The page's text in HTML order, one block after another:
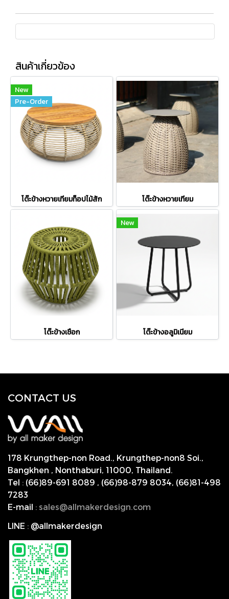
สินค้าเกี่ยวข้อง
New
Pre-Order
โต๊ะข้างหวายเทียมท็อปไม้สัก โต๊ะข้างหวายเทียม
โต๊ะข้างเชือก
New
โต๊ะข้างอลูมิเนียม
CONTACT US
178 Krungthep-non Road., Krungthep-non8 Soi.,
Bangkhen , Nonthaburi, 11000, Thailand.
Tel : (66)89-691 8089 , (66)98-879 8034, (66)81-498
7283
E-mail : sales@allmakerdesign.com
LINE : @allmakerdesign